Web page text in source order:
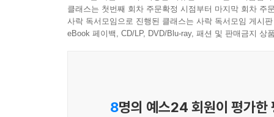
클래스는 첫번째 회차 주문확정 시점부터 마지막 회차 주
사락 독서모임으로 진행된 클래스는 사락 독서모임 게시
eBook 페이백, CD/LP, DVD/Blu-ray, 패션 및 판매금지 상
8명의 예스24 회원이 평가한